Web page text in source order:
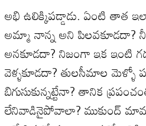
అభి ఉలిక్కిపడ్డాడు. ఏంటి తాత
అమ్మా నాన్న అని పిలవకూడదా?
అనకూడదా? నిజంగా ఇక ఇంటి
వెళ్ళకూడదా? తులసీమాల మెళ్ళో
బిగుసుకున్నట్టేనా? తానిక
లేనివాడినైపోవాలా? ముకుంద్ మామ